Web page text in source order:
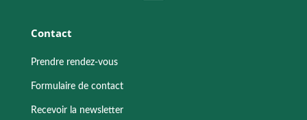
Contact
Prendre rendez-vous
Formulaire de contact
Recevoir la newsletter